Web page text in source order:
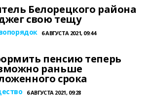
Белорецкого района
свою тещу
6 АВГУСТА 2021, 09:44
пенсию теперь
раньше
срока
6 АВГУСТА 2021, 09:28